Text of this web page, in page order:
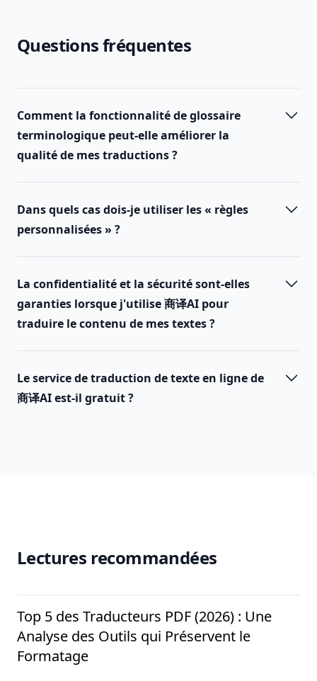
Questions fréquentes
Comment la fonctionnalité de glossaire
terminologique peut-elle améliorer la
qualité de mes traductions ?
Dans quels cas dois-je utiliser les « règles
personnalisées » ?
La confidentialité et la sécurité sont-elles
garanties lorsque j'utilise 商译AI pour
traduire le contenu de mes textes ?
Le service de traduction de texte en ligne de
商译AI est-il gratuit ?
Lectures recommandées
Top 5 des Traducteurs PDF (2026) : Une
Analyse des Outils qui Préservent le
Formatage